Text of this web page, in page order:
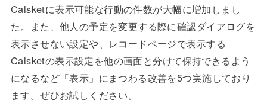
Calsketに表示可能な行動の件数が大幅に増加しまし
た。また、他人の予定を変更する際に確認ダイアログを
表示させない設定や、レコードページで表示する
Calsketの表示設定を他の画面と分けて保持できるよう
になるなど「表示」にまつわる改善を5つ実施しており
ます。ぜひお試しください。